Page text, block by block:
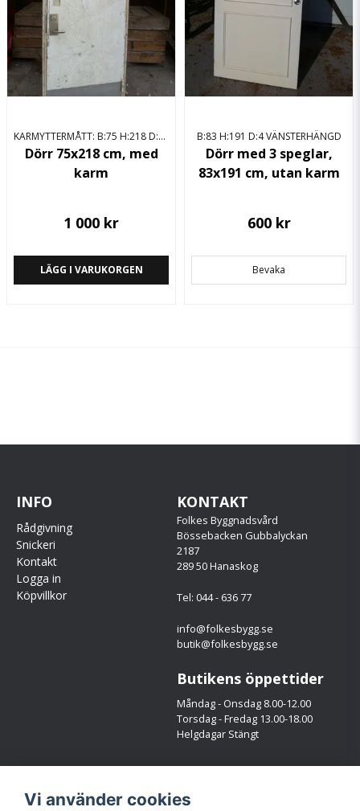
KARMYTTERMÅTT: B:75 H:218 D:12 HÖGERHÄNGD
Dörr 75x218 cm, med
karm
1 000 kr
LÄGG I VARUKORGEN
B:83 H:191 D:4 VÄNSTERHÄNGD
Dörr med 3 speglar,
83x191 cm, utan karm
600 kr
Bevaka
INFO
Rådgivning
Snickeri
Kontakt
Logga in
Köpvillkor
KONTAKT
Folkes Byggnadsvård
Bössebacken Gubbalyckan
2187
289 50 Hanaskog
Tel: 044 - 636 77
info@folkesbygg.se
butik@folkesbygg.se
Butikens öppettider
Måndag - Onsdag 8.00-12.00
Torsdag - Fredag 13.00-18.00
Helgdagar Stängt
Facebook
Vi använder cookies